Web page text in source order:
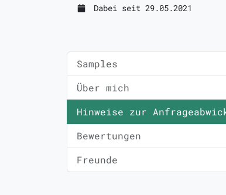
Dabei seit 29.05.2021
Samples
Über mich
Hinweise zur
Bewertungen
Freunde